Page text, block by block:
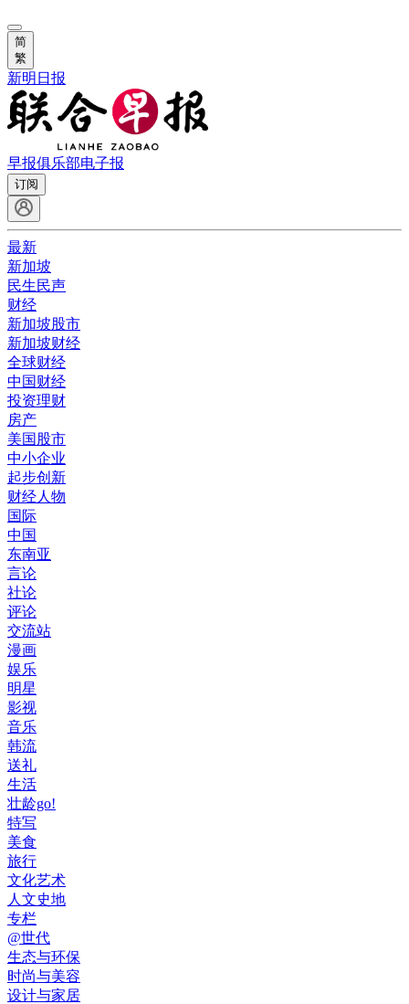
简
繁
新明日报
早报俱乐部电子报
订阅
最新
新加坡
民生民声
财经
新加坡股市
新加坡财经
全球财经
中国财经
投资理财
房产
美国股市
中小企业
起步创新
财经人物
国际
中国
东南亚
言论
社论
评论
交流站
漫画
娱乐
明星
影视
音乐
韩流
送礼
生活
壮龄go!
特写
美食
旅行
文化艺术
人文史地
专栏
@世代
生态与环保
时尚与美容
设计与家居